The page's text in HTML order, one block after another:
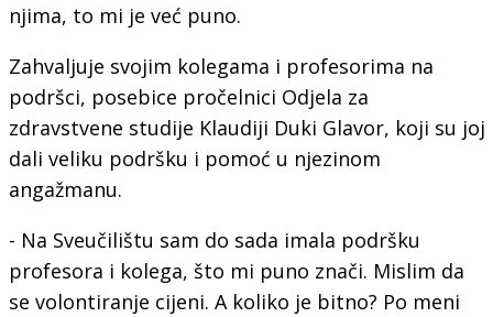
njima, to mi je već puno.
Zahvaljuje svojim kolegama i profesorima na
podršci, posebice pročelnici Odjela za
zdravstvene studije Klaudiji Duki Glavor, koji su joj
dali veliku podršku i pomoć u njezinom
angažmanu.
- Na Sveučilištu sam do sada imala podršku
profesora i kolega, što mi puno znači. Mislim da
se volontiranje cijeni. A koliko je bitno? Po meni